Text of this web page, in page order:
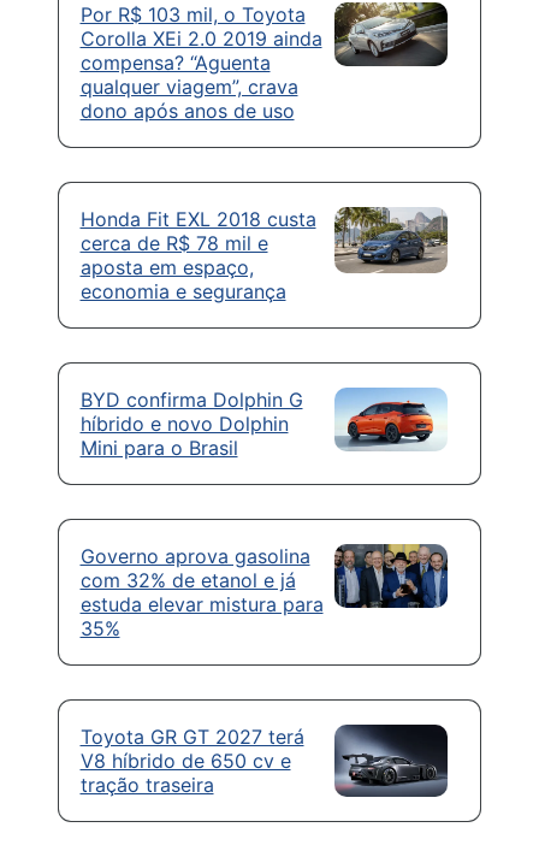
Por R$ 103 mil, o Toyota
Corolla XEi 2.0 2019 ainda
compensa? “Aguenta
qualquer viagem”, crava
dono após anos de uso
Honda Fit EXL 2018 custa
cerca de R$ 78 mil e
aposta em espaço,
economia e segurança
BYD confirma Dolphin G
híbrido e novo Dolphin
Mini para o Brasil
Governo aprova gasolina
com 32% de etanol e já
estuda elevar mistura para
35%
Toyota GR GT 2027 terá
V8 híbrido de 650 cv e
tração traseira